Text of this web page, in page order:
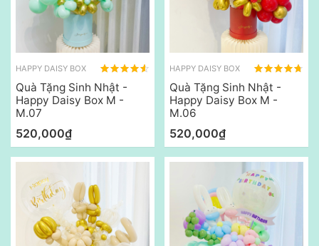
HAPPY DAISY BOX
Quà Tặng Sinh Nhật -
Happy Daisy Box M -
M.07
520,000₫
HAPPY DAISY BOX
Quà Tặng Sinh Nhật -
Happy Daisy Box M -
M.06
520,000₫